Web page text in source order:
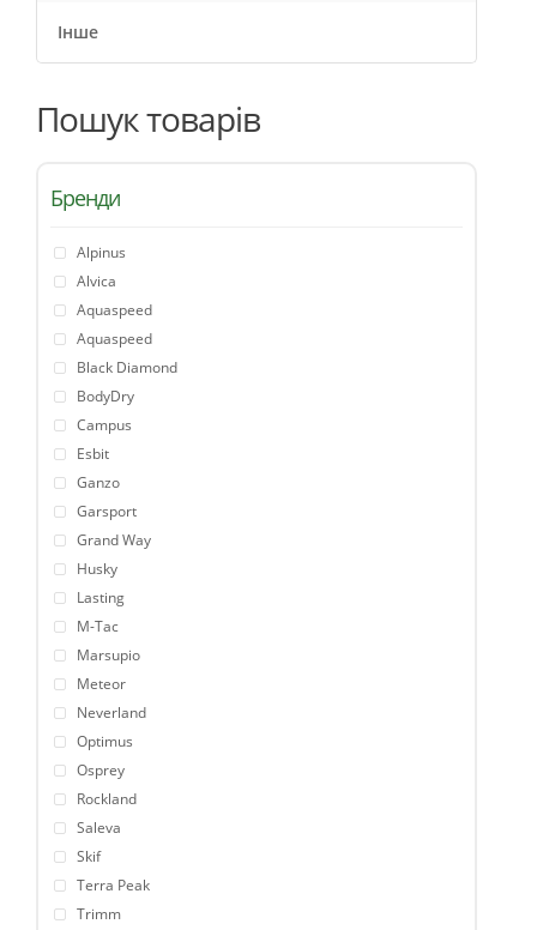
Інше
Пошук товарів
Бренди
Alpinus
Alvica
Aquaspeed
Aquaspeed
Black Diamond
BodyDry
Campus
Esbit
Ganzo
Garsport
Grand Way
Husky
Lasting
M-Tac
Marsupio
Meteor
Neverland
Optimus
Osprey
Rockland
Saleva
Skif
Terra Peak
Trimm